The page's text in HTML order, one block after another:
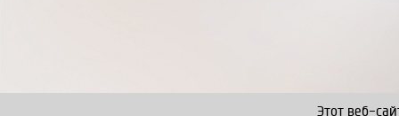
Этот веб-